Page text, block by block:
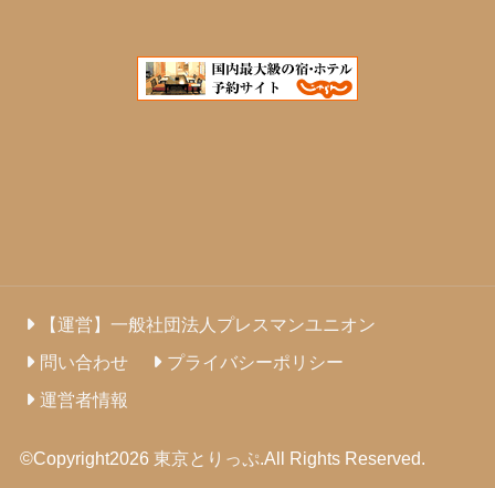
【運営】一般社団法人プレスマンユニオン
問い合わせ
プライバシーポリシー
運営者情報
©Copyright2026 東京とりっぷ.All Rights Reserved.